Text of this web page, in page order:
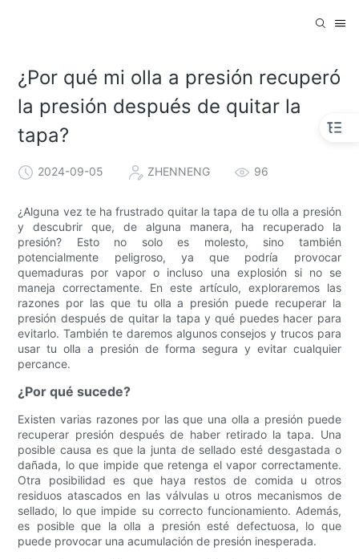
¿Por qué mi olla a presión recuperó
la presión después de quitar la
tapa?
2024-09-05 ZHENNENG 96
¿Alguna vez te ha frustrado quitar la tapa de tu olla a presión
y descubrir que, de alguna manera, ha recuperado la
presión? Esto no solo es molesto, sino también
potencialmente peligroso, ya que podría provocar
quemaduras por vapor o incluso una explosión si no se
maneja correctamente. En este artículo, exploraremos las
razones por las que tu olla a presión puede recuperar la
presión después de quitar la tapa y qué puedes hacer para
evitarlo. También te daremos algunos consejos y trucos para
usar tu olla a presión de forma segura y evitar cualquier
percance.
¿Por qué sucede?
Existen varias razones por las que una olla a presión puede
recuperar presión después de haber retirado la tapa. Una
posible causa es que la junta de sellado esté desgastada o
dañada, lo que impide que retenga el vapor correctamente.
Otra posibilidad es que haya restos de comida u otros
residuos atascados en las válvulas u otros mecanismos de
sellado, lo que impide su correcto funcionamiento. Además,
es posible que la olla a presión esté defectuosa, lo que
puede provocar una acumulación de presión inesperada.